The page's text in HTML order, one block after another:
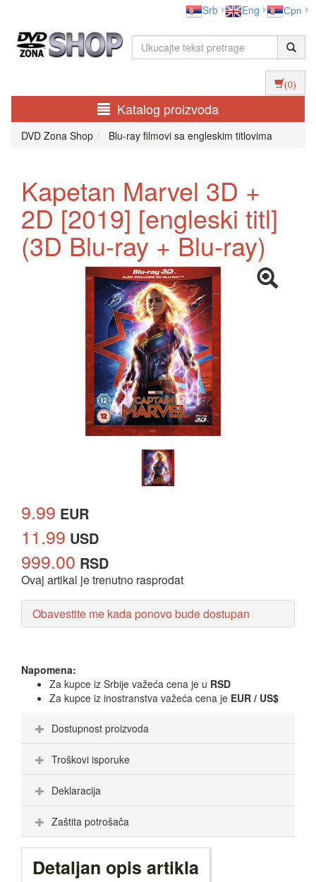
Srb Eng Срп
(0)
Katalog proizvoda
DVD Zona Shop Blu-ray filmovi sa engleskim titlovima
Kapetan Marvel 3D +
2D [2019] [engleski titl]
(3D Blu-ray + Blu-ray)
9.99 EUR
11.99 USD
999.00 RSD
Ovaj artikal je trenutno rasprodat
Obavestite me kada ponovo bude dostupan
Napomena:
Za kupce iz Srbije važeća cena je u RSD
Za kupce iz inostranstva važeća cena je EUR / US$
Dostupnost proizvoda
Troškovi isporuke
Deklaracija
Zaštita potrošača
Detaljan opis artikla